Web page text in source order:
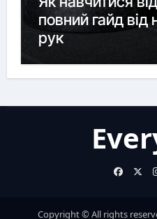
повний гайд від
рук
Copyright © All rights